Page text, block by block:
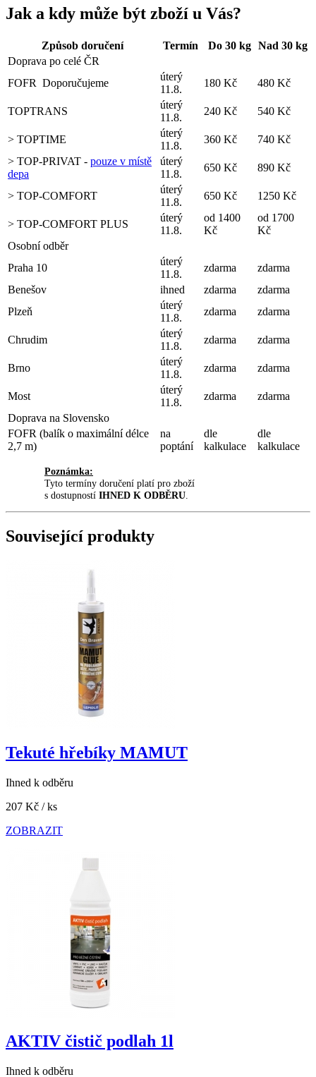
Jak a kdy může být zboží u Vás?
Způsob doručení Termín Do 30 kg
Nad 30 kg
Doprava po celé ČR
FOFR Doporučujeme
úterý
11.8.
180 Kč 480 Kč
TOPTRANS
úterý
11.8.
240 Kč 540 Kč
> TOPTIME
úterý
11.8.
360 Kč
740 Kč
> TOP-PRIVAT - pouze v místě
depa
úterý
11.8.
650 Kč 890 Kč
> TOP-COMFORT
úterý
11.8.
650 Kč 1250 Kč
> TOP-COMFORT PLUS
úterý
11.8.
od 1400
Kč
od 1700
Kč
Osobní odběr
Praha 10
úterý
11.8.
zdarma
zdarma
Benešov
ihned zdarma
zdarma
Plzeň
úterý
11.8.
zdarma zdarma
Chrudim
úterý
11.8.
zdarma zdarma
Brno
úterý
11.8.
zdarma zdarma
Most
úterý
11.8.
zdarma
zdarma
Doprava na Slovensko
FOFR (balík o maximální délce
2,7 m)
na
poptání
dle
kalkulace
dle
kalkulace
Poznámka:
Tyto termíny doručení platí pro zboží
s dostupností IHNED K ODBĚRU
Související produkty
Tekuté hřebíky MAMUT
Ihned k odběru
207 Kč / ks
ZOBRAZIT
AKTIV čistič podlah 1l
Ihned k odběru